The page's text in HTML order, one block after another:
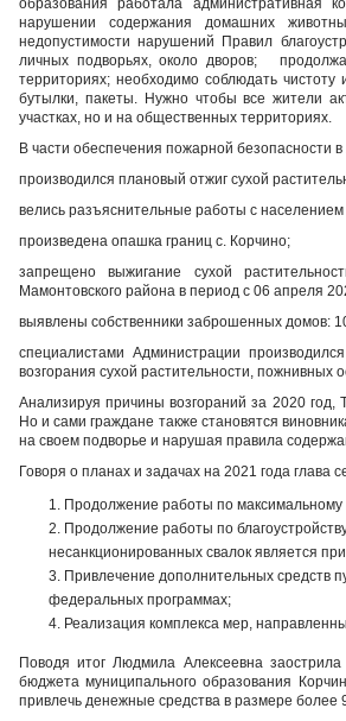
нарушении содержания домашних
недопустимости нарушений Правил
личных подворьях, около дворов;
территориях; необходимо соблюдать
бутылки, пакеты. Нужно чтобы все жители
участках, но и на общественных территориях.
В части обеспечения пожарной безопасности
производился плановый отжиг сухой
велись разъяснительные работы с
произведена опашка границ с. Корчино;
запрещено выжигание сухой
Мамонтовского района в период с 06 апреля
выявлены собственники заброшенных домов:
специалистами Администрации
возгорания сухой растительности, пожнивных
Анализируя причины возгораний за 2020 год,
Но и сами граждане также становятся
на своем подворье и нарушая правила
Говоря о планах и задачах на 2021 года глава
1. Продолжение работы по
2. Продолжение работы по
несанкционированных свалок является
3. Привлечение дополнительных средств
федеральных программах;
4. Реализация комплекса мер,
Поводя итог Людмила Алексеевна
бюджета муниципального образования
привлечь денежные средства в размере более